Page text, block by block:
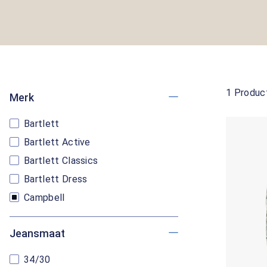
Merk
Bartlett
Bartlett Active
Bartlett Classics
Bartlett Dress
Campbell
Jeansmaat
34/30
1